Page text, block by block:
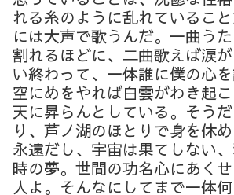
れる糸のように乱れているこ
には大声で歌うんだ。一曲う
割れるほどに、二曲歌えば涙
い終わって、一体誰に僕の心を
空にめをやれば白雲がわき起
天に昇らんとしている。そう
り、芦ノ湖のほとりで身を休
永遠だし、宇宙は果てしない
時の夢。世間の功名心にあく
人よ。そんなにしてまで一体